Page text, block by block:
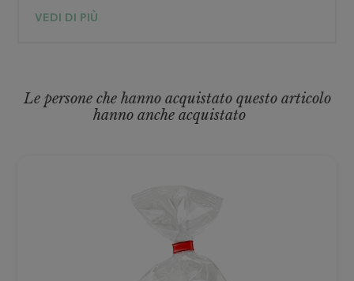
VEDI DI PIÙ
Le persone che hanno acquistato questo articolo
hanno anche acquistato